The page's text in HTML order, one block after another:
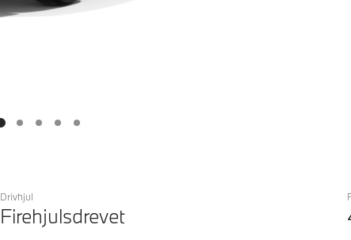
Drivhjul
Firehjulsdrevet